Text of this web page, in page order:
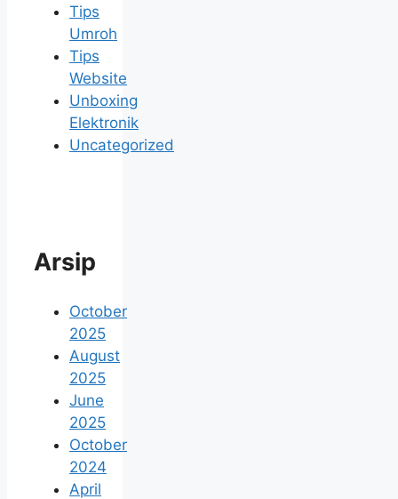
Tips
Umroh
Tips
Website
Unboxing
Elektronik
Uncategorized
Arsip
October
2025
August
2025
June
2025
October
2024
April